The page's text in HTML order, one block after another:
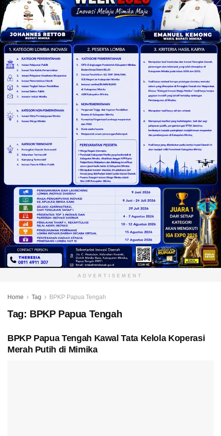
ADVERTISEMENT
Home Tag BPKP Papua Tengah
Tag: BPKP Papua Tengah
BPKP Papua Tengah Kawal Tata Kelola Koperasi
Merah Putih di Mimika